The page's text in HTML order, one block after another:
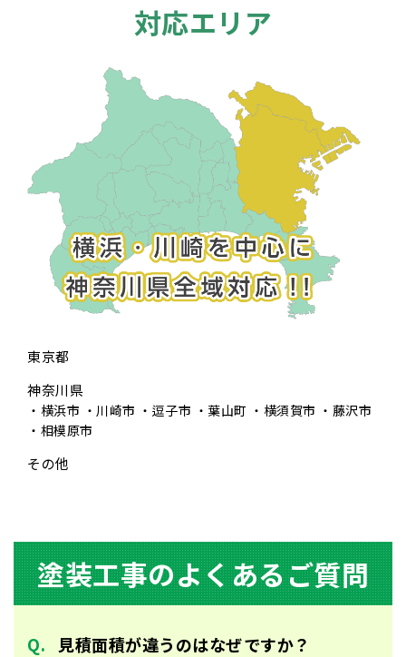
対応エリア
東京都
神奈川県
横浜市 川崎市 逗子市 葉山町 横須賀市
藤沢市
相模原市
その他
塗装⼯事のよくあるご質問
⾒積⾯積が違うのはなぜですか？